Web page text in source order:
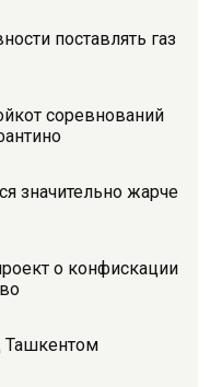
поставлять газ
соревнований
значительно жарче
о конфискации
Ташкентом